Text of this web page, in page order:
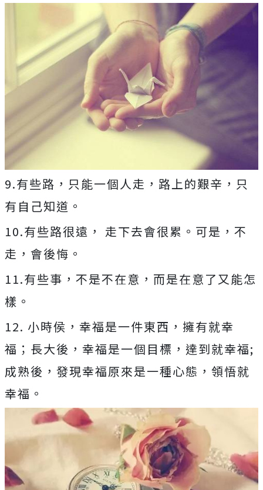
9.有些路，只能一個人走，路上的艱辛，只
有自己知道。
10.有些路很遠， 走下去會很累。可是，不
走，會後悔。
11.有些事，不是不在意，而是在意了又能怎
樣。
12. 小時侯，幸福是一件東西，擁有就幸
福；長大後，幸福是一個目標，達到就幸福;
成熟後，發現幸福原來是一種心態，領悟就
幸福。